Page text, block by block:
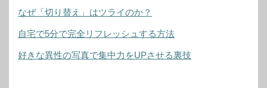
なぜ「切り替え」はツライのか？
自宅で5分で完全リフレッシュする方法
好きな異性の写真で集中力をUPさせる裏技